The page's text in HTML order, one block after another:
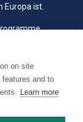
Europa ist.
von
schnellere und
0.1.2 @
on site
and to
Learn more